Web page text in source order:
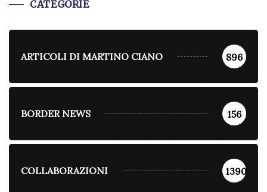
CATEGORIE
ARTICOLI DI MARTINO CIANO 896
BORDER NEWS 156
COLLABORAZIONI 1390